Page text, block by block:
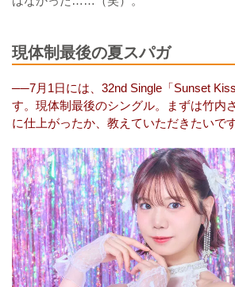
現体制最後の夏スパガ
──7月1日には、32nd Single「Sunset
す。現体制最後のシングル。まずは竹内
に仕上がったか、教えていただきたいです